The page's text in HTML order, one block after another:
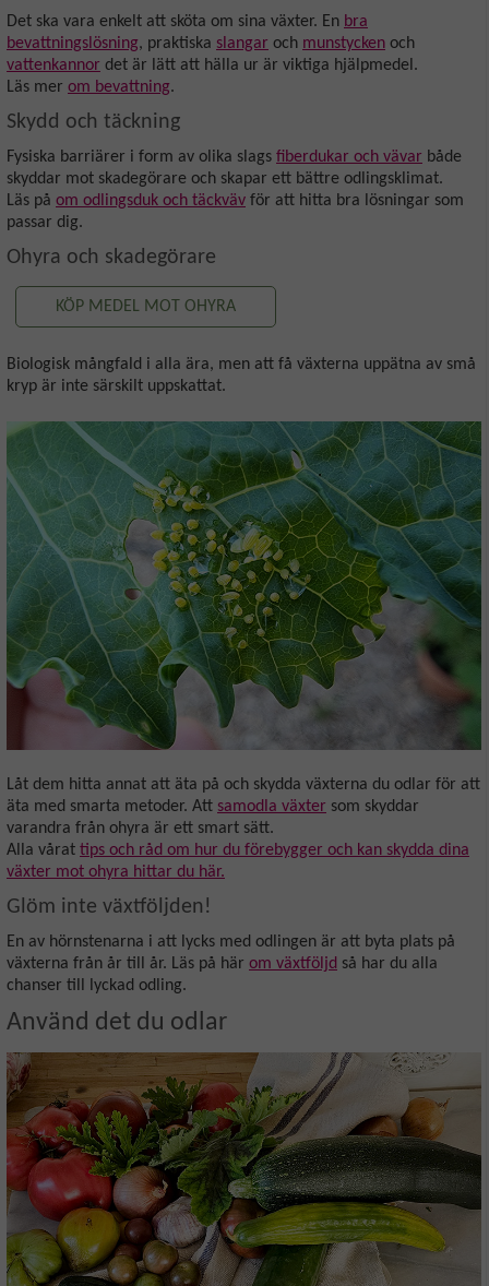
Det ska vara enkelt att sköta om sina växter. En bra
bevattningslösning, praktiska slangar och munstycken och
vattenkannor det är lätt att hälla ur är viktiga hjälpmedel.
Läs mer om bevattning.
Skydd och täckning
Fysiska barriärer i form av olika slags fiberdukar och vävar både
skyddar mot skadegörare och skapar ett bättre odlingsklimat.
Läs på om odlingsduk och täckväv för att hitta bra lösningar som
passar dig.
Ohyra och skadegörare
KÖP MEDEL MOT OHYRA
Biologisk mångfald i alla ära, men att få växterna uppätna av små
kryp är inte särskilt uppskattat.
Låt dem hitta annat att äta på och skydda växterna du odlar för att
äta med smarta metoder. Att samodla växter som skyddar
varandra från ohyra är ett smart sätt.
Alla vårat tips och råd om hur du förebygger och kan skydda dina
växter mot ohyra hittar du här.
Glöm inte växtföljden!
En av hörnstenarna i att lycks med odlingen är att byta plats på
växterna från år till år. Läs på här om växtföljd så har du alla
chanser till lyckad odling.
Använd det du odlar